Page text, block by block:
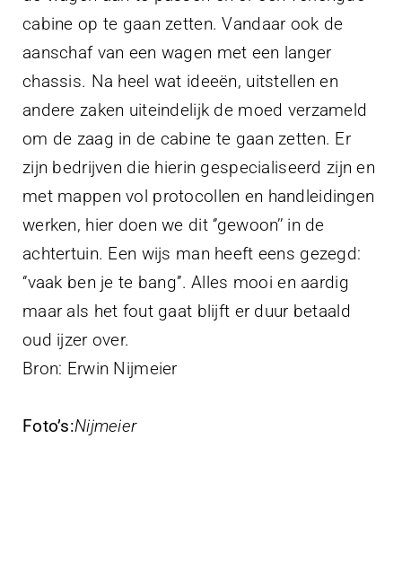
cabine op te gaan zetten. Vandaar ook de
aanschaf van een wagen met een langer
chassis. Na heel wat ideeën, uitstellen en
andere zaken uiteindelijk de moed verzameld
om de zaag in de cabine te gaan zetten. Er
zijn bedrijven die hierin gespecialiseerd zijn en
met mappen vol protocollen en handleidingen
werken, hier doen we dit ‘’gewoon’’ in de
achtertuin. Een wijs man heeft eens gezegd:
‘’vaak ben je te bang’’. Alles mooi en aardig
maar als het fout gaat blijft er duur betaald
oud ijzer over.
Bron: Erwin Nijmeier
Foto’s:Nijmeier